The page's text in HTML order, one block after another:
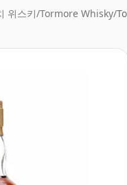
위스키/Tormore Whisky/